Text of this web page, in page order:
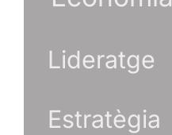
Lideratge
Estratègia